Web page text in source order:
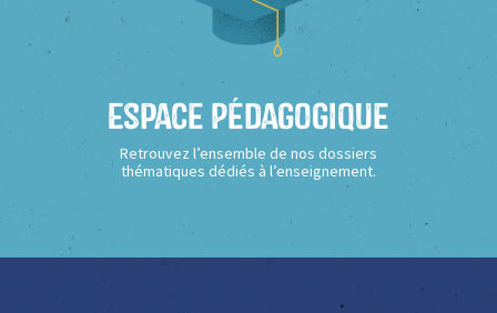
Espace Pédagogique
Retrouvez l’ensemble de nos dossiers
thématiques dédiés à l’enseignement.